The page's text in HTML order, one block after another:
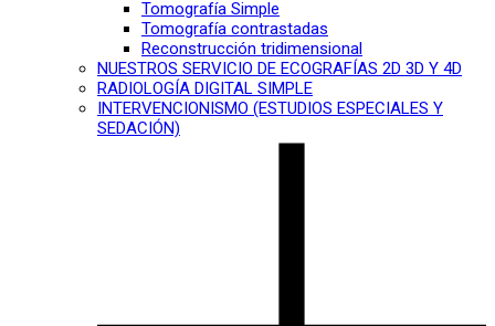
Tomografía Simple
Tomografía contrastadas
Reconstrucción tridimensional
NUESTROS SERVICIO DE ECOGRAFÍAS 2D 3D Y 4D
RADIOLOGÍA DIGITAL SIMPLE
INTERVENCIONISMO (ESTUDIOS ESPECIALES Y
SEDACIÓN)